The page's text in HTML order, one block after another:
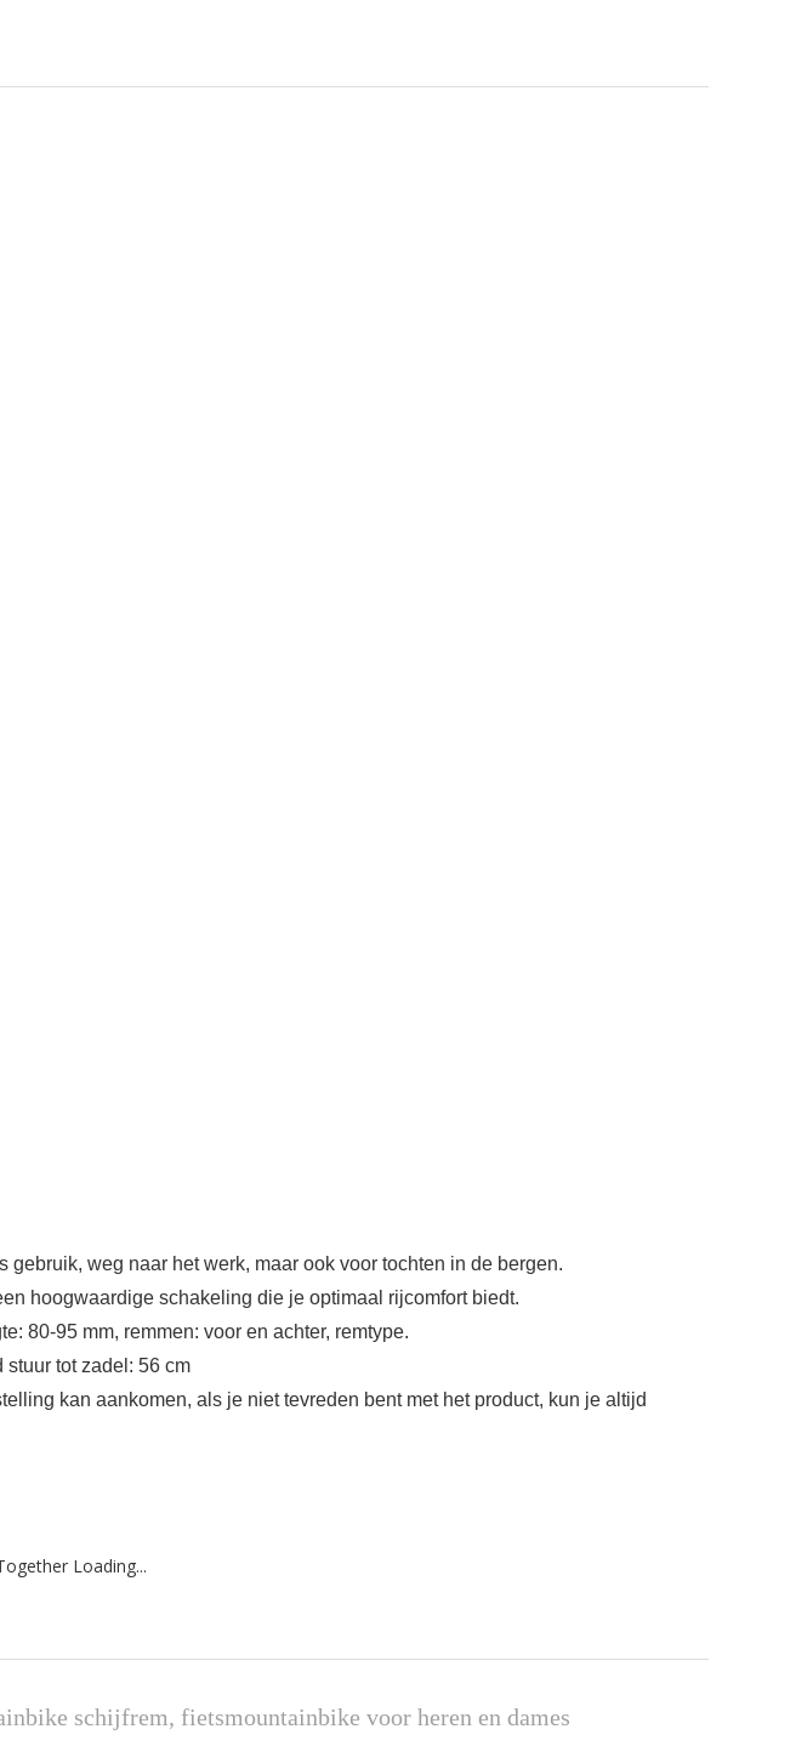
weg naar het werk, maar ook voor tochten in de bergen.
hoogwaardige schakeling die je optimaal rijcomfort biedt.
80-95 mm, remmen: voor en achter, remtype.
tot zadel: 56 cm
kan aankomen, als je niet tevreden bent met het product, kun je altijd
Loading...
schijfrem, fietsmountainbike voor heren en dames